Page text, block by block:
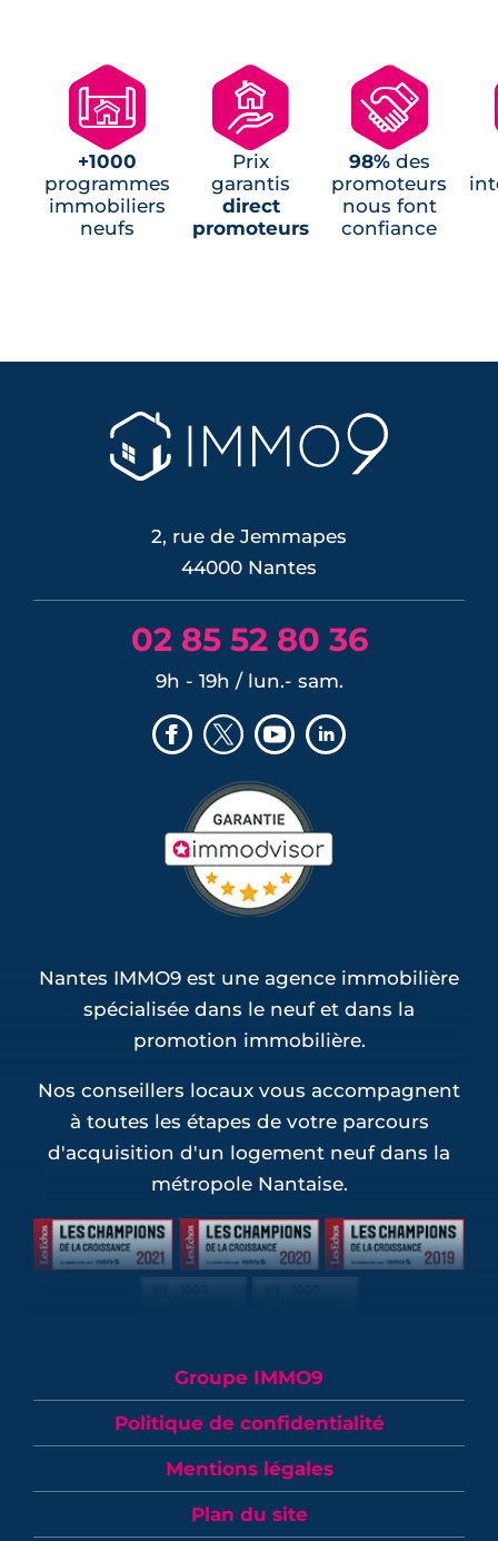
Chef (1)
Programmes neufs Saint-Père-en-Retz (1)
Programmes neufs Trignac (1)
Programmes neufs La Turballe (1)
🗺
+1000
programmes
immobiliers
neufs
🏘
Prix
garantis
direct
promoteurs
🤝
98%des
promoteurs
nous font
confiance
2, rue de Jemmapes
44000 Nantes
02 85 52 80 36
9h - 19h / lun.- sam.
Nantes IMMO9 est une agence immobilière
spécialisée dans le neuf et dans la
promotion immobilière.
Nos conseillers locaux vous accompagnent
à toutes les étapes de votre parcours
d'acquisition d'un logement neuf dans la
métropole Nantaise.
Groupe IMMO9
Politique de confidentialité
Mentions légales
Plan du site